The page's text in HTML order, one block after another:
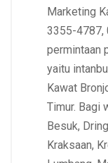
Marketing
3355-4787,
permintaan
yaitu
Kawat
Timur. Bagi
Besuk,
Kraksaan,